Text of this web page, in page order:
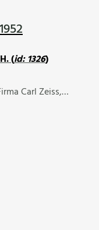
(id: 1326)
Carl Zeiss,…